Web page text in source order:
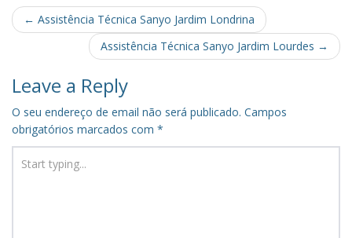
Post
navigation
← Assistência Técnica Sanyo Jardim Londrina
Assistência Técnica Sanyo Jardim Lourdes →
Leave a Reply
O seu endereço de email não será publicado. Campos
obrigatórios marcados com *